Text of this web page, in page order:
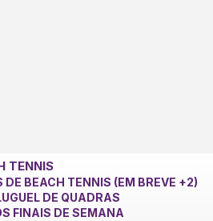
TENNIS
DE BEACH TENNIS (EM BREVE +2)
DE QUADRAS
FINAIS DE SEMANA